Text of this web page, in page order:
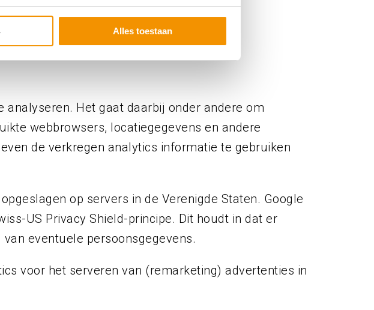
Alles toestaan
Het gaat daarbij onder andere om
webbrowsers, locatiegegevens en andere
de verkregen analytics informatie te gebruiken
op servers in de Verenigde Staten. Google
US Privacy Shield-principe. Dit houdt in dat er
eventuele persoonsgegevens.
voor het serveren van (remarketing) advertenties in